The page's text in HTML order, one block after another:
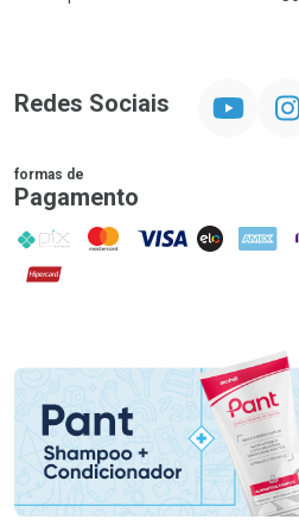
Redes Sociais
formas de
Pagamento
PIX MasterCard
VISA ELO AMEX
Hipercard
Promoção em